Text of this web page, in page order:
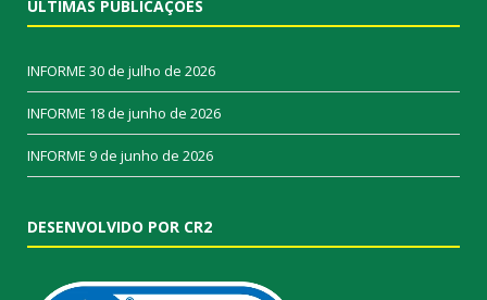
ÚLTIMAS PUBLICAÇÕES
INFORME 30 de julho de 2026
INFORME 18 de junho de 2026
INFORME 9 de junho de 2026
DESENVOLVIDO POR CR2